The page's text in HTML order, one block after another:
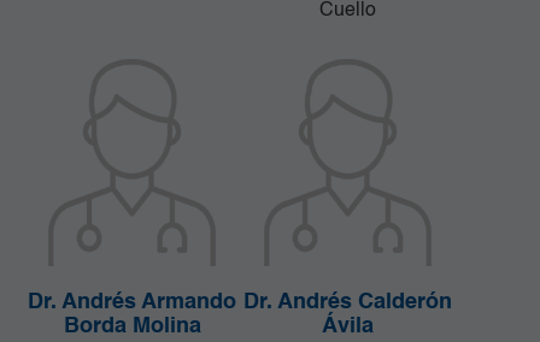
Cuello
Dr. Andrés Armando
Borda Molina
Dr. Andrés Calderón
Ávila